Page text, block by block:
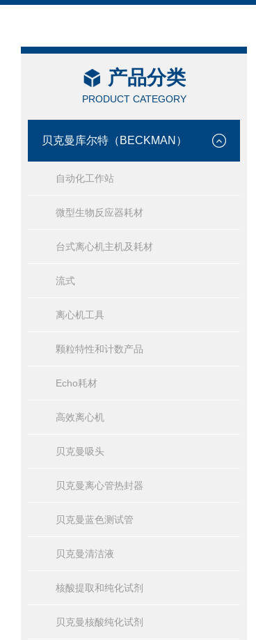
产品分类
PRODUCT CATEGORY
贝克曼库尔特（BECKMAN）
自动化工作站
微型生物反应器耗材
台式离心机主机及耗材
流式
离心机工具
颗粒特性和计数产品
Echo耗材
高效离心机
贝克曼吸头
贝克曼离心管热封器
贝克曼蓝色测试管
贝克曼清洁液
核酸提取和纯化试剂
贝克曼核酸纯化试剂